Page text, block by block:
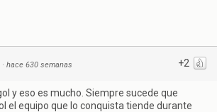
+2
· hace 630 semanas
y eso es mucho. Siempre sucede que
el equipo que lo conquista tiende durante